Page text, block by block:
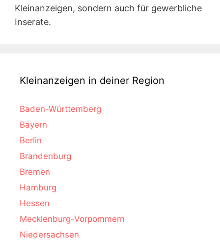
Kleinanzeigen, sondern auch für gewerbliche
Inserate.
Kleinanzeigen in deiner Region
Baden-Württemberg
Bayern
Berlin
Brandenburg
Bremen
Hamburg
Hessen
Mecklenburg-Vorpommern
Niedersachsen